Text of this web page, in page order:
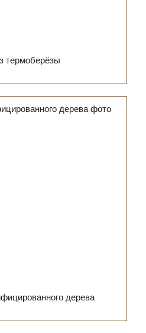
термоберёзы
дерева